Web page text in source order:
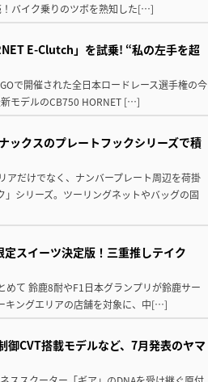
！バイク乗りのツボを熟知した[…]
E-Clutch」を試乗! “私の左手を超
で開催された全日本ロードレース選手権の今
モデルのCB750 HORNET […]
ックスのプレートフックシリーズで積
アだけでなく、ナンバープレート周辺を荷掛
シリーズ。ツーリングネットやバッグの固
定スイーツ決定版！三重推しテイク
めて 鈴鹿8耐やF1日本グランプリが鈴鹿サー
キングエリアの店舗を対象に、中[…]
御CVT搭載モデルなど、7月発表のヤマ